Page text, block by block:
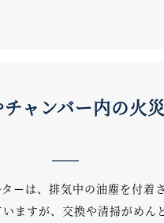
ャンバー内の火
ーは、排気中の油塵を付着
ますが、交換や清掃がめん